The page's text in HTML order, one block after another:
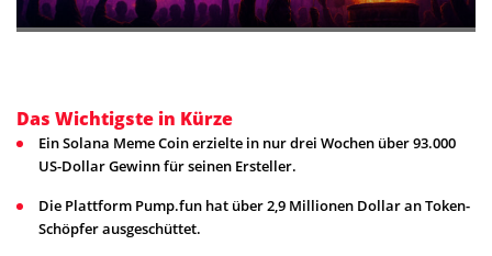
Das Wichtigste in Kürze
Ein Solana Meme Coin erzielte in nur drei Wochen über 93.000
US-Dollar Gewinn für seinen Ersteller.
Die Plattform Pump.fun hat über 2,9 Millionen Dollar an Token-
Schöpfer ausgeschüttet.